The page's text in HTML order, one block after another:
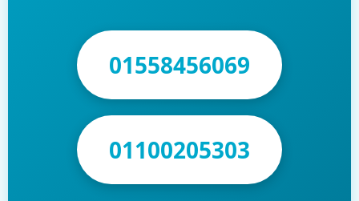
01558456069
01100205303